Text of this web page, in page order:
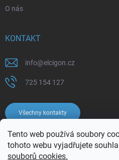
Tento web používá soubory
tohoto webu vyjadřujete
souborů cookies.
O nás
KONTAKT
info@elcigon.cz
725 154 127
Všechny kontakty